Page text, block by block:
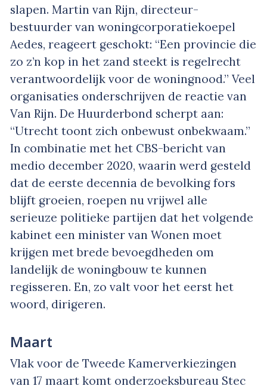
slapen. Martin van Rijn, directeur-
bestuurder van woningcorporatiekoepel
Aedes, reageert geschokt: “Een provincie die
zo z’n kop in het zand steekt is regelrecht
verantwoordelijk voor de woningnood.” Veel
organisaties onderschrijven de reactie van
Van Rijn. De Huurderbond scherpt aan:
“Utrecht toont zich onbewust onbekwaam.”
In combinatie met het CBS-bericht van
medio december 2020, waarin werd gesteld
dat de eerste decennia de bevolking fors
blijft groeien, roepen nu vrijwel alle
serieuze politieke partijen dat het volgende
kabinet een minister van Wonen moet
krijgen met brede bevoegdheden om
landelijk de woningbouw te kunnen
regisseren. En, zo valt voor het eerst het
woord, dirigeren.
Maart
Vlak voor de Tweede Kamerverkiezingen
van 17 maart komt onderzoeksbureau Stec